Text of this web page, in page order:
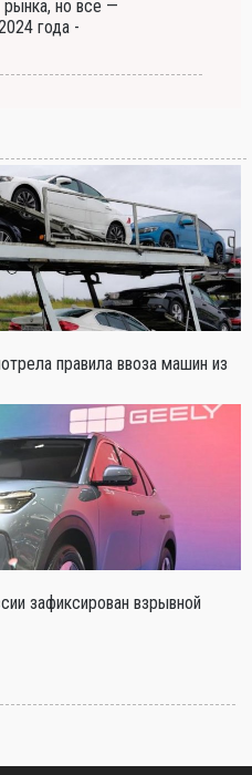
но все —
года -
правила ввоза машин из
зафиксирован взрывной